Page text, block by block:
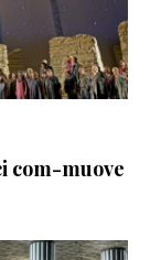
com-muove